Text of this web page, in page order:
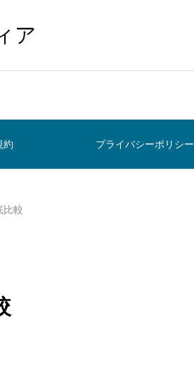
ア
約 プライバシーポリシー
比較